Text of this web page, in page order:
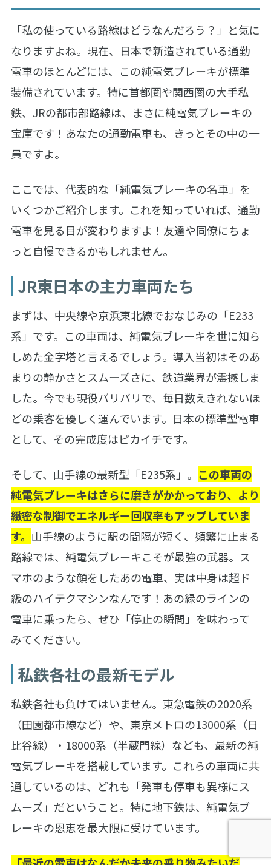
「私の使っている路線はどうなんだろう？」と気に
なりますよね。現在、日本で新造されている通勤
電車のほとんどには、この純電気ブレーキが標準
装備されています。特に首都圏や関西圏の大手私
鉄、JRの都市部路線は、まさに純電気ブレーキの
宝庫です！あなたの通勤電車も、きっとその中の一
員ですよ。
ここでは、代表的な「純電気ブレーキの名車」を
いくつかご紹介します。これを知っていれば、通勤
電車を見る目が変わりますよ！友達や同僚にちょ
っと自慢できるかもしれません。
JR東日本の主力車両たち
まずは、中央線や京浜東北線でおなじみの「E233
系」です。この車両は、純電気ブレーキを世に知ら
しめた金字塔と言えるでしょう。導入当初はそのあ
まりの静かさとスムーズさに、鉄道業界が震撼しま
した。今でも現役バリバリで、毎日数えきれないほ
どの乗客を優しく運んでいます。日本の標準型電車
として、その完成度はピカイチです。
そして、山手線の最新型「E235系」。 この車両の
純電気ブレーキはさらに磨きがかかっており、より
緻密な制御でエネルギー回収率もアップしていま
す。 山手線のように駅の間隔が短く、頻繁に止まる
路線では、純電気ブレーキこそが最強の武器。ス
マホのような顔をしたあの電車、実は中身は超ド
級のハイテクマシンなんです！あの緑のラインの
電車に乗ったら、ぜひ「停止の瞬間」を味わって
みてください。
私鉄各社の最新モデル
私鉄各社も負けてはいません。東急電鉄の2020系
（田園都市線など）や、東京メトロの13000系（日
比谷線）・18000系（半蔵門線）なども、最新の純
電気ブレーキを搭載しています。これらの車両に共
通しているのは、どれも「発車も停車も異様にス
ムーズ」だということ。特に地下鉄は、純電気ブ
レーキの恩恵を最大限に受けています。